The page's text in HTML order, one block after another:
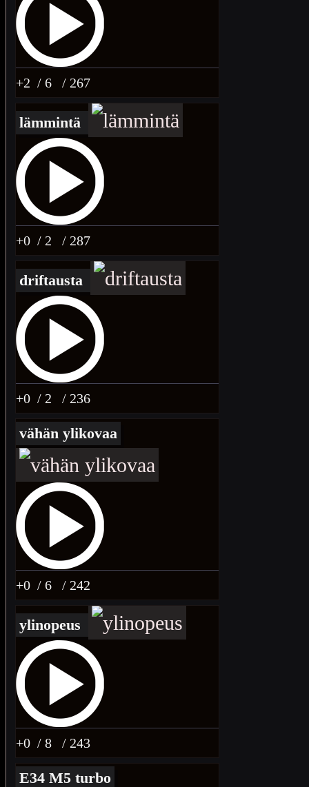
+2 / 6 / 267
lämmintä
+0 / 2 / 287
driftausta
+0 / 2 / 236
vähän ylikovaa
+0 / 6 / 242
ylinopeus
+0 / 8 / 243
E34 M5 turbo